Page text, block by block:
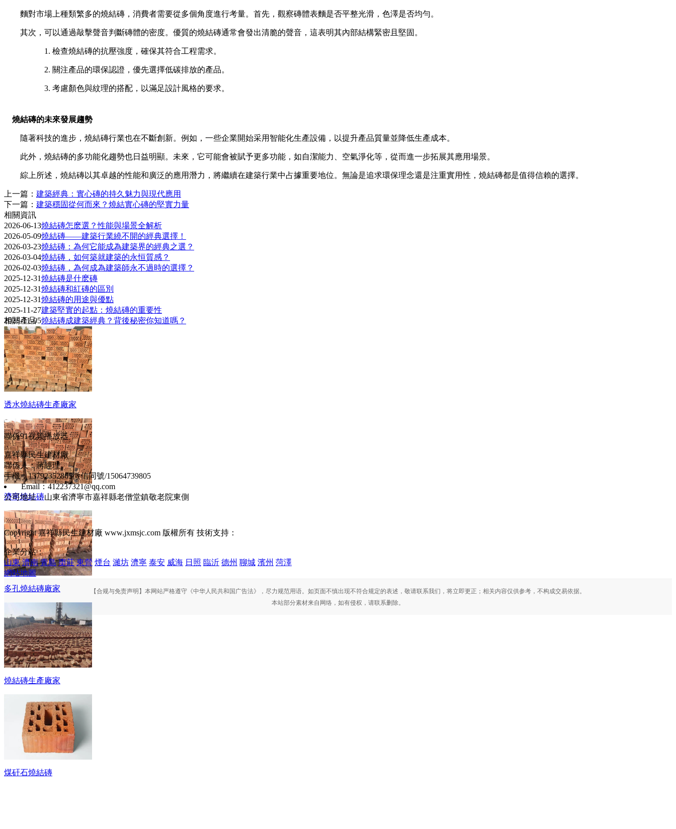
麵對市場上種類繁多的燒結磚，消費者需要從多個角度進行考量。首先，觀察磚體表麵是否平整光滑，色澤是否均勻。
其次，可以通過敲擊聲音判斷磚體的密度。優質的燒結磚通常會發出清脆的聲音，這表明其內部結構緊密且堅固。
1. 檢查燒結磚的抗壓強度，確保其符合工程需求。
2. 關注產品的環保認證，優先選擇低碳排放的產品。
3. 考慮顏色與紋理的搭配，以滿足設計風格的要求。
燒結磚的未來發展趨勢
隨著科技的進步，燒結磚行業也在不斷創新。例如，一些企業開始采用智能化生產設備，以提升產品質量並降低生產成本。
此外，燒結磚的多功能化趨勢也日益明顯。未來，它可能會被賦予更多功能，如自潔能力、空氣淨化等，從而進一步拓展其應用場景。
綜上所述，燒結磚以其卓越的性能和廣泛的應用潛力，將繼續在建築行業中占據重要地位。無論是追求環保理念還是注重實用性，燒結磚都是值得信賴的選擇。
上一篇： 建築經典：實心磚的持久魅力與現代應用
下一篇： 建築穩固從何而來？燒結實心磚的堅實力量
相關資訊
2026-06-13燒結磚怎麽選？性能與場景全解析
2026-05-09燒結磚——建築行業繞不開的經典選擇！
2026-03-23燒結磚：為何它能成為建築界的經典之選？
2026-03-04燒結磚，如何築就建築的永恒質感？
2026-02-03燒結磚，為何成為建築師永不過時的選擇？
2025-12-31燒結磚是什麽磚
2025-12-31燒結磚和紅磚的區別
2025-12-31燒結磚的用途與優點
2025-11-27建築堅實的起點：燒結磚的重要性
2025-11-05燒結磚成建築經典？背後秘密你知道嗎？
相關產品
透水燒結磚生產廠家
濟寧燒結磚
多孔燒結磚廠家
燒結磚生產廠家
煤矸石燒結磚
聯係91视频播放器
嘉祥縣民生建材廠
聯係人：蔣經理
手機：13792352865微信同號/15064739805
Email：412237321@qq.com
公司地址：山東省濟寧市嘉祥縣老僧堂鎮敬老院東側
Copyright 嘉祥縣民生建材廠 www.jxmsjc.com 版權所有 技術支持：
企業分站：
山東 濟南 青島 棗莊 東營 煙台 濰坊 濟寧 泰安 威海 日照 臨沂 德州 聊城 濱州 菏澤
網站地圖
【合规与免责声明】本网站严格遵守《中华人民共和国广告法》，尽力规范用语。如页面不慎出现不符合规定的表述，敬请联系我们，将立即更正；相关内容仅供参考，不构成交易依据。
本站部分素材来自网络，如有侵权，请联系删除。